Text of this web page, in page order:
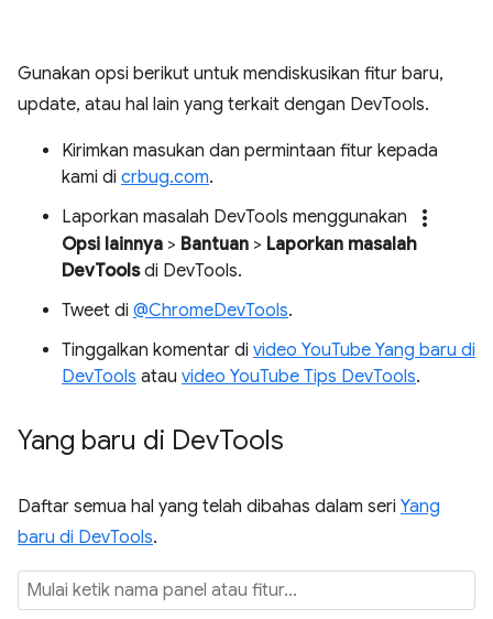
Gunakan opsi berikut untuk mendiskusikan fitur baru,
update, atau hal lain yang terkait dengan DevTools.
Kirimkan masukan dan permintaan fitur kepada
kami di crbug.com.
Laporkan masalah DevTools menggunakan
more_vert
Opsi lainnya > Bantuan > Laporkan masalah
DevToolsdi DevTools.
Tweet di @ChromeDevTools.
Tinggalkan komentar di video YouTube Yang baru di
DevTools atau video YouTube Tips DevTools.
Yang baru di DevTools
Daftar semua hal yang telah dibahas dalam seri Yang
baru di DevTools.